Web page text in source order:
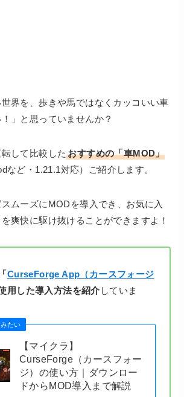
世界を、歩きや馬ではなくカッコいい車
」と思っていませんか？
して比較したおすすめの「車MOD」
など・1.21.1対応）ご紹介します。
ムーズにMODを導入でき、お気に入
爽快に駆け抜けることができますよ！
「CurseForge App（カースフォージ
用した導入方法を紹介 していま
たい
【マイクラ】
CurseForge（カースフォー
ジ）の使い方｜ダウンロー
ドからMOD導入まで解説